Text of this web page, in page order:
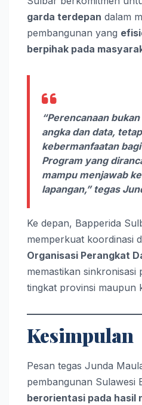
garda terdepan dalam
pembangunan yang
berpihak pada
“Perencanaan
angka dan data,
kebermanfaatan
Program yang
mampu menjawab
lapangan,” tegas
Ke depan, Bapperida
memperkuat koordinasi
Organisasi Perangkat
memastikan sinkronisasi
tingkat provinsi maupun
Kesimpulan
Pesan tegas Junda
pembangunan Sulawesi
berorientasi pada hasil